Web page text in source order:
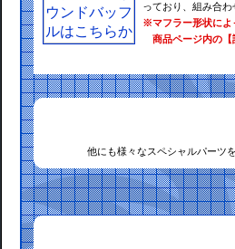
っており、組み合
※マフラー形状によ
商品ページ内の【
他にも様々なスペシャルパーツ